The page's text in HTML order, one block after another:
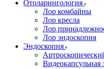
Отоларингология
Лор комбайны
Лор кресла
Лор
Лор эндоскопия
Эндоскопия
Видеокапсульная